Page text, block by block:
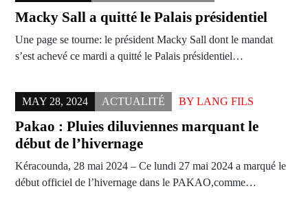
Macky Sall a quitté le Palais présidentiel
Une page se tourne: le président Macky Sall dont le mandat
s’est achevé ce mardi a quitté le Palais présidentiel…
MAY 28, 2024 ACTUALITÉ BY LANG FILS
Pakao : Pluies diluviennes marquant le
début de l’hivernage
Kéracounda, 28 mai 2024 – Ce lundi 27 mai 2024 a marqué le
début officiel de l’hivernage dans le PAKAO,comme…